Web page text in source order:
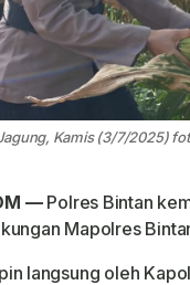
Kamis (3/7/2025)
—Polres Bintan
Mapolres
langsung oleh